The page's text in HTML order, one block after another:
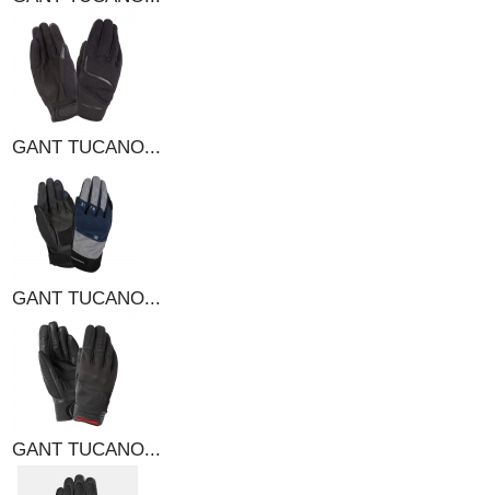
GANT TUCANO...
GANT TUCANO...
GANT TUCANO...